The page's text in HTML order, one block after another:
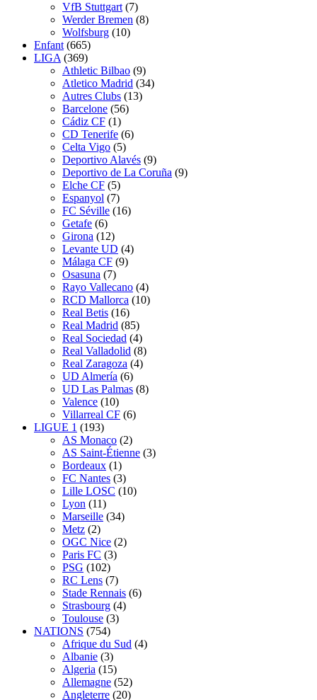
VfB Stuttgart (7)
Werder Bremen (8)
Wolfsburg (10)
Enfant (665)
LIGA (369)
Athletic Bilbao (9)
Atletico Madrid (34)
Autres Clubs (13)
Barcelone (56)
Cádiz CF (1)
CD Tenerife (6)
Celta Vigo (5)
Deportivo Alavés (9)
Deportivo de La Coruña (9)
Elche CF (5)
Espanyol (7)
FC Séville (16)
Getafe (6)
Girona (12)
Levante UD (4)
Málaga CF (9)
Osasuna (7)
Rayo Vallecano (4)
RCD Mallorca (10)
Real Betis (16)
Real Madrid (85)
Real Sociedad (4)
Real Valladolid (8)
Real Zaragoza (4)
UD Almería (6)
UD Las Palmas (8)
Valence (10)
Villarreal CF (6)
LIGUE 1 (193)
AS Monaco (2)
AS Saint-Étienne (3)
Bordeaux (1)
FC Nantes (3)
Lille LOSC (10)
Lyon (11)
Marseille (34)
Metz (2)
OGC Nice (2)
Paris FC (3)
PSG (102)
RC Lens (7)
Stade Rennais (6)
Strasbourg (4)
Toulouse (3)
NATIONS (754)
Afrique du Sud (4)
Albanie (3)
Algeria (15)
Allemagne (52)
Angleterre (20)